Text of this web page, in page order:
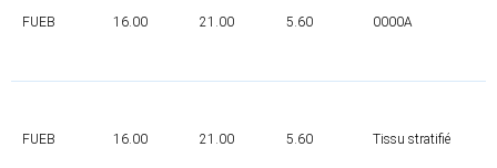
FUEB 16.00 21.00 5.60 0000A
FUEB 16.00 21.00 5.60 Tissu stratifié